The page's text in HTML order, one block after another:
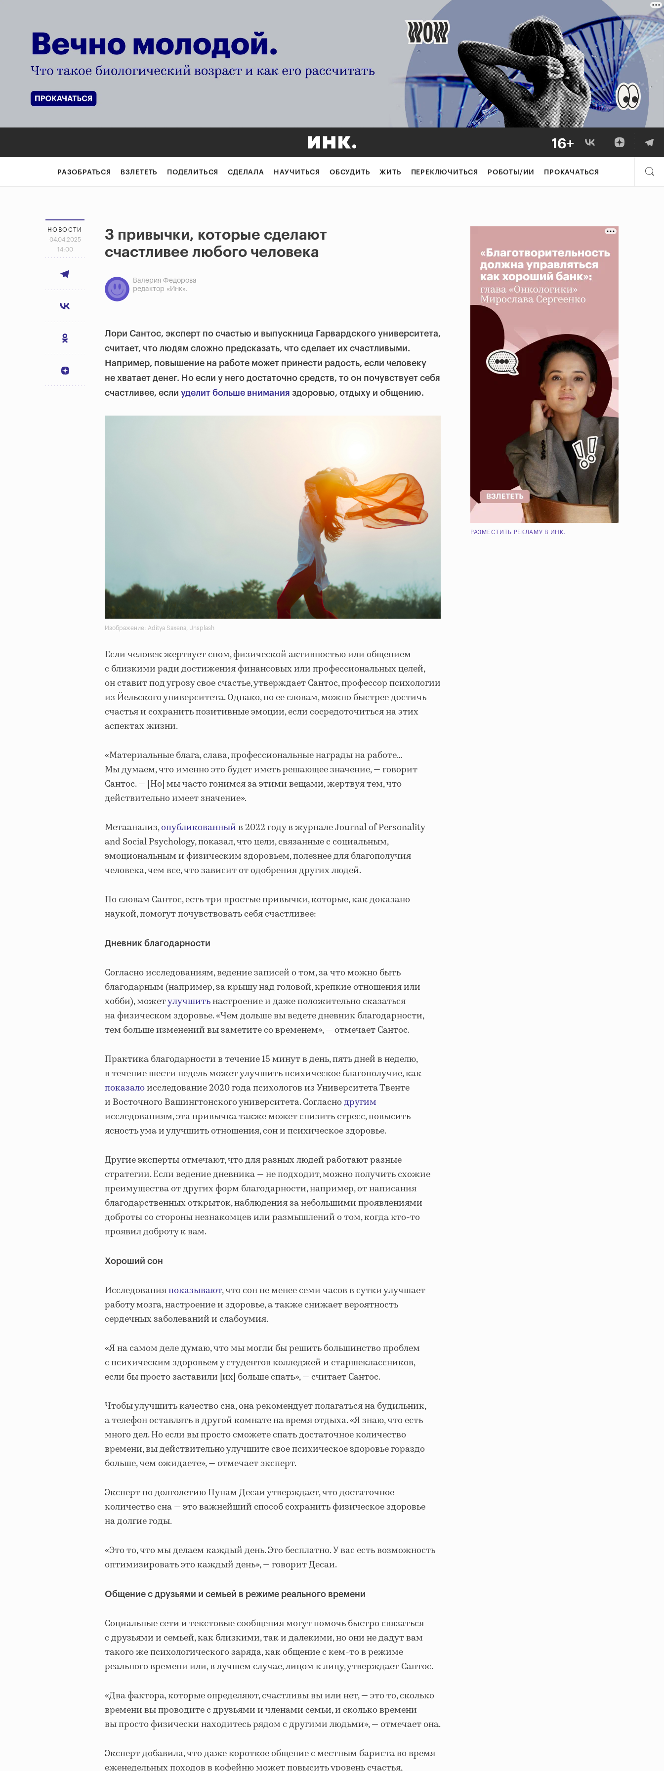
РАЗОБРАТЬСЯ ВЗЛЕТЕТЬ ПОДЕЛИТЬСЯ СДЕЛАЛА НАУЧИТЬСЯ ОБСУДИТЬ ЖИТЬ ПЕРЕКЛЮЧИТЬСЯ РОБОТЫ/ИИ ПРОКАЧАТЬСЯ
НОВОСТИ
04.04.2025
14:00
3 привычки, которые сделают
счастливее любого человека
Валерия Федорова
редактор «Инк».
Лори Сантос, эксперт по счастью и выпускница Гарвардского университета,
считает, что людям сложно предсказать, что сделает их счастливыми.
Например, повышение на работе может принести радость, если человеку
не хватает денег. Но если у него достаточно средств, то он почувствует себя
счастливее, если уделит больше внимания здоровью, отдыху и общению.
Изображение: Aditya Saxena, Unsplash
Если человек жертвует сном, физической активностью или общением
с близкими ради достижения финансовых или профессиональных целей,
он ставит под угрозу свое счастье, утверждает Сантос, профессор психологии
из Йельского университета. Однако, по ее словам, можно быстрее достичь
счастья и сохранить позитивные эмоции, если сосредоточиться на этих
аспектах жизни.
«Материальные блага, слава, профессиональные награды на работе…
Мы думаем, что именно это будет иметь решающее значение, — говорит
Сантос. — [Но] мы часто гонимся за этими вещами, жертвуя тем, что
действительно имеет значение».
Метаанализ,опубликованныйв 2022 году в журнале Journal of Personality
and Social Psychology, показал, что цели, связанные с социальным,
эмоциональным и физическим здоровьем, полезнее для благополучия
человека, чем все, что зависит от одобрения других людей.
По словам Сантос, есть три простые привычки, которые, как доказано
наукой, помогут почувствовать себя счастливее:
Дневник благодарности
Согласно исследованиям, ведение записей о том, за что можно быть
благодарным (например, за крышу над головой, крепкие отношения или
хобби), можетулучшитьнастроение и даже положительно сказаться
на физическом здоровье. «Чем дольше вы ведете дневник благодарности,
тем больше изменений вы заметите со временем», — отмечает Сантос.
Практика благодарности в течение 15 минут в день, пять дней в неделю,
в течение шести недель может улучшить психическое благополучие, как
показалоисследование 2020 года психологов из Университета Твенте
и Восточного Вашингтонского университета. Согласнодругим
исследованиям, эта привычка также может снизить стресс, повысить
ясность ума и улучшить отношения, сон и психическое здоровье.
Другие эксперты отмечают, что для разных людей работают разные
стратегии. Если ведение дневника — не подходит, можно получить схожие
преимущества от других форм благодарности, например, от написания
благодарственных открыток, наблюдения за небольшими проявлениями
доброты со стороны незнакомцев или размышлений о том, когда кто-то
проявил доброту к вам.
Хороший сон
Исследованияпоказывают, что сон не менее семи часов в сутки улучшает
работу мозга, настроение и здоровье, а также снижает вероятность
сердечных заболеваний и слабоумия.
«Я на самом деле думаю, что мы могли бы решить большинство проблем
с психическим здоровьем у студентов колледжей и старшеклассников,
если бы просто заставили [их] больше спать», — считает Сантос.
Чтобы улучшить качество сна, она рекомендует полагаться на будильник,
а телефон оставлять в другой комнате на время отдыха. «Я знаю, что есть
много дел. Но если вы просто сможете спать достаточное количество
времени, вы действительно улучшите свое психическое здоровье гораздо
больше, чем ожидаете», — отмечает эксперт.
Эксперт по долголетию Пунам Десаи утверждает, что достаточное
количество сна — это важнейший способ сохранить физическое здоровье
на долгие годы.
«Это то, что мы делаем каждый день. Это бесплатно. У вас есть возможность
оптимизировать это каждый день», — говорит Десаи.
Общение с друзьями и семьей в режиме реального времени
Социальные сети и текстовые сообщения могут помочь быстро связаться
с друзьями и семьей, как близкими, так и далекими, но они не дадут вам
такого же психологического заряда, как общение с кем-то в режиме
реального времени или, в лучшем случае, лицом к лицу, утверждает Сантос.
«Два фактора, которые определяют, счастливы вы или нет, — это то, сколько
времени вы проводите с друзьями и членами семьи, и сколько времени
вы просто физически находитесь рядом с другими людьми», — отмечает она.
Эксперт добавила, что даже короткое общение с местным бариста во время
еженедельных походов в кофейню может повысить уровень счастья,
РАЗМЕСТИТЬ РЕКЛАМУ В ИНК.